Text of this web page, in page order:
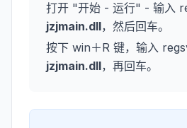
打开 "开始 - 运行" - 输入
jzjmain.dll，然后回车。
按下 win＋R 键，输入
jzjmain.dll，再回车。